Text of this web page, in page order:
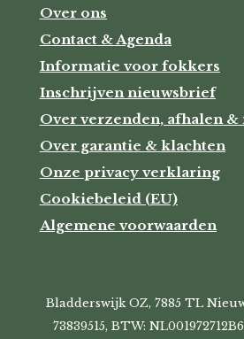
Over ons
Contact & Agenda
Informatie voor fokkers
Inschrijven nieuwsbrief
Over verzenden, afhalen
Over garantie & klachten
Onze privacy verklaring
Cookiebeleid (EU)
Algemene voorwaarden
Bladderswijk OZ, 7885 TL
73839515, BTW: